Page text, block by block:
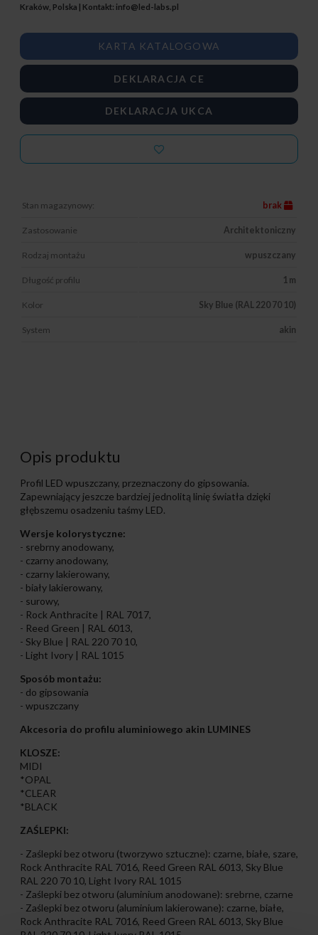
Stan magazynowy: brak
Zastosowanie Architektoniczny
Rodzaj montażu wpuszczany
Długość profilu 1 m
Kolor Sky Blue (RAL 220 70 10)
System akin
KARTA KATALOGOWA
DEKLARACJA CE
DEKLARACJA UKCA
Kraków, Polska | Kontakt: info@led-labs.pl
Opis produktu
Profil LED wpuszczany, przeznaczony do gipsowania.
Zapewniający jeszcze bardziej jednolitą linię światła dzięki
głębszemu osadzeniu taśmy LED.
Wersje kolorystyczne:
- srebrny anodowany,
- czarny anodowany,
- czarny lakierowany,
- biały lakierowany,
- surowy,
- Rock Anthracite | RAL 7017,
- Reed Green | RAL 6013,
- Sky Blue | RAL 220 70 10,
- Light Ivory | RAL 1015
Sposób montażu:
- do gipsowania
- wpuszczany
Akcesoria do profilu aluminiowego akin LUMINES
KLOSZE:
MIDI
*OPAL
*CLEAR
*BLACK
ZAŚLEPKI:
- Zaślepki bez otworu (tworzywo sztuczne): czarne, białe, szare,
Rock Anthracite RAL 7016, Reed Green RAL 6013, Sky Blue
RAL 220 70 10, Light Ivory RAL 1015
- Zaślepki bez otworu (aluminium anodowane): srebrne, czarne
- Zaślepki bez otworu (aluminium lakierowane): czarne, białe,
Rock Anthracite RAL 7016, Reed Green RAL 6013, Sky Blue